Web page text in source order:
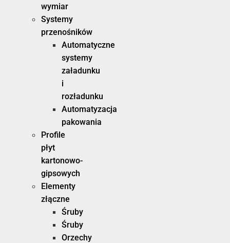
wymiar
Systemy
przenośników
Automatyczne
systemy
załadunku
i
rozładunku
Automatyzacja
pakowania
Profile
płyt
kartonowo-
gipsowych
Elementy
złączne
Śruby
Śruby
Orzechy